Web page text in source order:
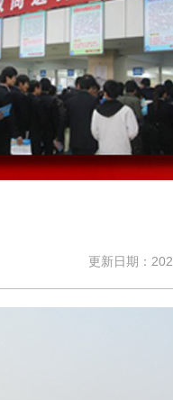
更新日期：